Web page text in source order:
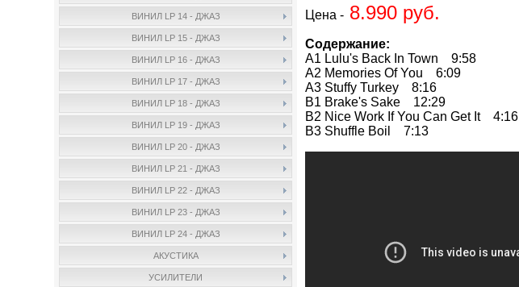
ВИНИЛ LP 14 - ДЖАЗ
ВИНИЛ LP 15 - ДЖАЗ
ВИНИЛ LP 16 - ДЖАЗ
ВИНИЛ LP 17 - ДЖАЗ
ВИНИЛ LP 18 - ДЖАЗ
ВИНИЛ LP 19 - ДЖАЗ
ВИНИЛ LP 20 - ДЖАЗ
ВИНИЛ LP 21 - ДЖАЗ
ВИНИЛ LP 22 - ДЖАЗ
ВИНИЛ LP 23 - ДЖАЗ
ВИНИЛ LP 24 - ДЖАЗ
АКУСТИКА
УСИЛИТЕЛИ
Цена - 8.990 руб.
Содержание:
A1 Lulu's Back In Town 9:58
A2 Memories Of You 6:09
A3 Stuffy Turkey 8:16
B1 Brake's Sake 12:29
B2 Nice Work If You Can Get It 4:16
B3 Shuffle Boil 7:13